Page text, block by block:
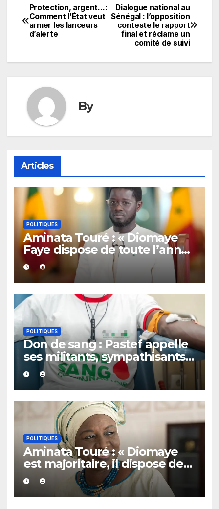
Navigation
de
Dialogue national au
Sénégal : l’opposition
conteste le rapport
final et réclame un
comité de suivi
Protection, argent…:
Comment l’État veut
armer les lanceurs
d’alerte
By
Articles
POLITIQUES
Aminata Touré : « Diomaye
Faye dispose de toute l’année
2027 pour organiser les
élections locales dans la
légalité »
POLITIQUES
Don de sang : Pastef appelle
ses militants, sympathisants
et tous les citoyens à se
mobiliser
POLITIQUES
Aminata Touré : « Diomaye
est majoritaire, il dispose de
plus de la moitié des soutiens
»